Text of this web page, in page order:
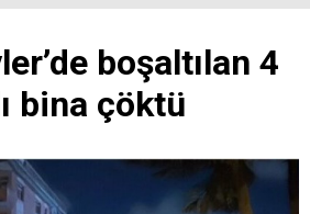
boşaltılan 4
bina çöktü